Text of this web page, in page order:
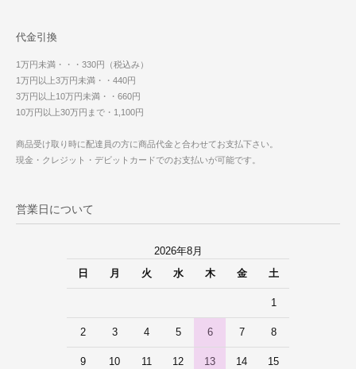
代金引換
1万円未満・・・330円（税込み）
1万円以上3万円未満・・440円
3万円以上10万円未満・・660円
10万円以上30万円まで・1,100円
商品受け取り時に配達員の方に商品代金と合わせてお支払下さい。
現金・クレジット・デビットカードでのお支払いが可能です。
営業日について
2026年8月
日
月 火 水 木 金 土
1
2 3 4 5 6 7 8
9 10 11 12 13 14 15